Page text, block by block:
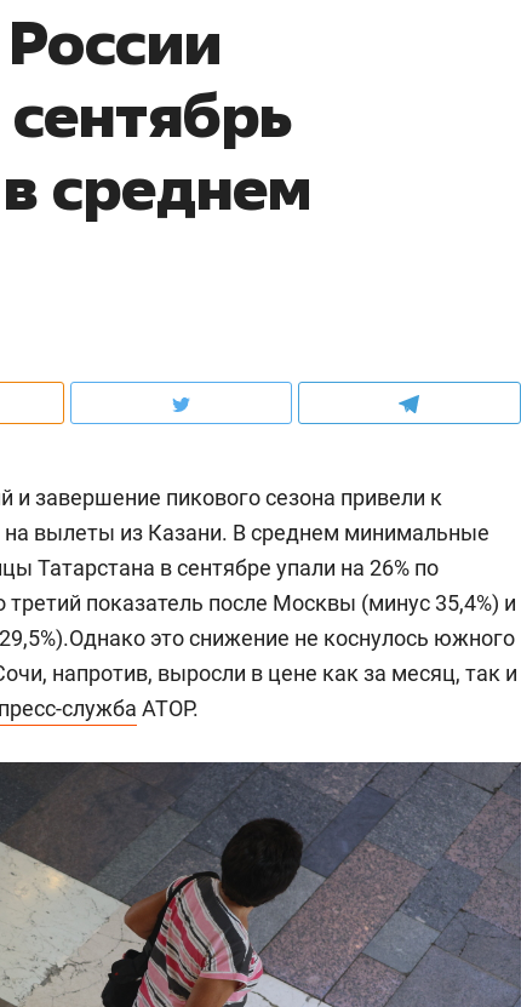
среднем
и завершение пикового сезона привели к
вылеты из Казани. В среднем минимальные
Татарстана в сентябре упали на 26% по
третий показатель после Москвы (минус 35,4%) и
это снижение не коснулось южного
напротив, выросли в цене как за месяц, так и
пресс-служба АТОР.